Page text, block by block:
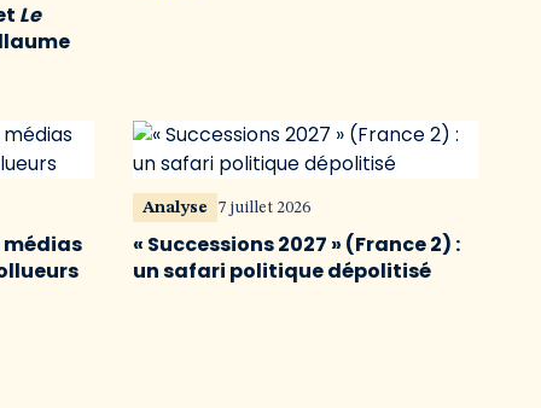
Le
médias
Analyse 7 juillet 2026
« Successions 2027 » (France 2) :
un safari politique dépolitisé